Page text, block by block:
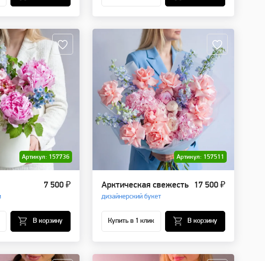
Артикул: 157736
7 500 ₽
В корзину
Артикул: 157511
Арктическая свежесть
дизайнерский букет
17 500 ₽
Купить в 1 клик В корзину